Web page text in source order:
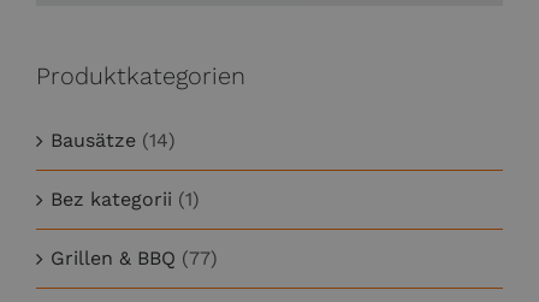
Produktkategorien
Bausätze (14)
Bez kategorii (1)
Grillen & BBQ (77)